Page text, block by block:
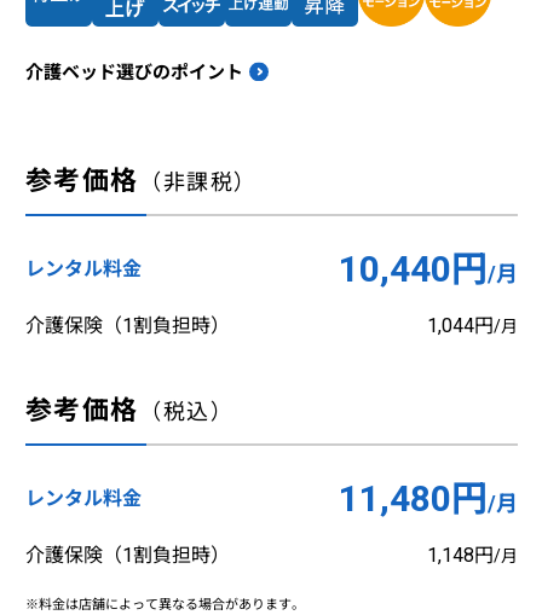
介護ベッド選びのポイント
参考価格 （非課税）
レンタル料金 10,440円 /月
介護保険（1割負担時） 1,044円/月
参考価格 （税込）
レンタル料金 11,480円 /月
介護保険（1割負担時） 1,148円/月
※料金は店舗によって異なる場合があります。